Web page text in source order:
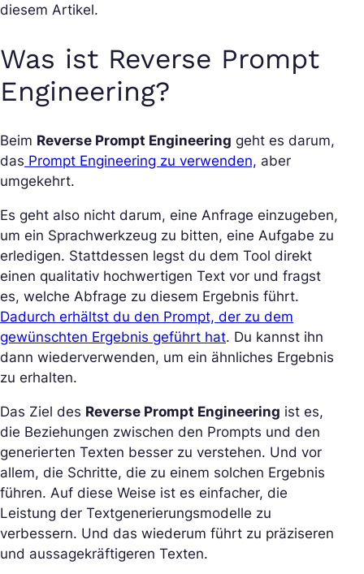
diesem Artikel.
Was ist Reverse Prompt
Engineering?
Beim Reverse Prompt Engineering geht es darum,
das Prompt Engineering zu verwenden, aber
umgekehrt.
Es geht also nicht darum, eine Anfrage einzugeben,
um ein Sprachwerkzeug zu bitten, eine Aufgabe zu
erledigen. Stattdessen legst du dem Tool direkt
einen qualitativ hochwertigen Text vor und fragst
es, welche Abfrage zu diesem Ergebnis führt.
Dadurch erhältst du den Prompt, der zu dem
gewünschten Ergebnis geführt hat. Du kannst ihn
dann wiederverwenden, um ein ähnliches Ergebnis
zu erhalten.
Das Ziel des Reverse Prompt Engineering ist es,
die Beziehungen zwischen den Prompts und den
generierten Texten besser zu verstehen. Und vor
allem, die Schritte, die zu einem solchen Ergebnis
führen. Auf diese Weise ist es einfacher, die
Leistung der Textgenerierungsmodelle zu
verbessern. Und das wiederum führt zu präziseren
und aussagekräftigeren Texten.